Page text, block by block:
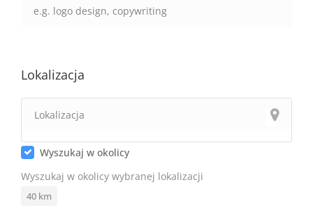
Lokalizacja
Wyszukaj w okolicy
Wyszukaj w okolicy wybranej lokalizacji
40 km